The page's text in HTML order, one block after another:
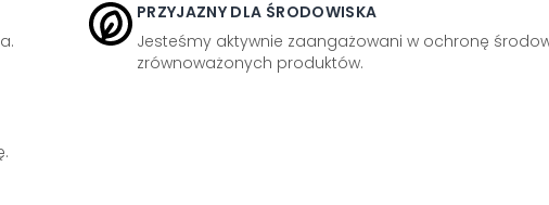
PRZYJAZNY DLA ŚRODOWISKA
Jesteśmy aktywnie zaangażowani w ochronę
zrównoważonych produktów.